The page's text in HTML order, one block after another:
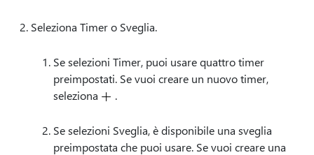
Seleziona Timer o Sveglia.
Se selezioni Timer, puoi usare quattro timer
preimpostati. Se vuoi creare un nuovo timer,
seleziona
.
Se selezioni Sveglia, è disponibile una sveglia
preimpostata che puoi usare. Se vuoi creare una